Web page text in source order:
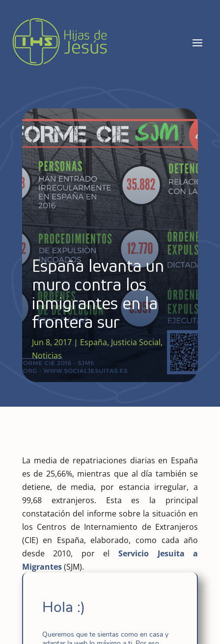
España levanta un
muro contra los
inmigrantes en la
frontera sur
Jun 8, 2017| España,Justicia Social,
Noticias
La media de repatriaciones diarias en España
es de 25,66%, mientras que al día también se
detiene, de media, por estancia irregular, a
99,68 extranjeros. Esta es la principal
constatación del informe sobre la situación en
los Centros de Internamiento de Extranjeros
(CIE) en España, elaborado, como cada año
desde 2010, por elServicio Jesuita a
Migrantes(SJM).
El estudio relativo al año 2016, que se ha
Defensor del Pueblo en Madrid, revela que un
pasado año en alguno de los CIE de nuestro
Hola :)
Queremos que te sientas como en casa y